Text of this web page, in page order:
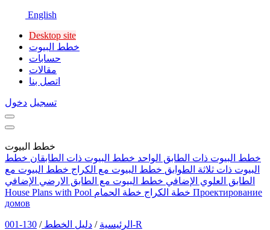
English
Desktop site
خطط البيوت
حسابات
مقالات
اتصل بنا
تسجيل دخول
خطط البيوت
خطط البيوت ذات الطابق الواحد خطط البيوت ذات الطابقان خطط
البيوت ذات ثلاثة الطوابق خطط البيوت مع الكراج خطط البيوت مع
الطابق العلوي الإضافي خطط البيوت مع الطابق الارضي الإضافي
House Plans with Pool
خطة الكراج خطة الحمام
Проектирование
домов
الرئيسية / دليل الخطط / 130-001-R